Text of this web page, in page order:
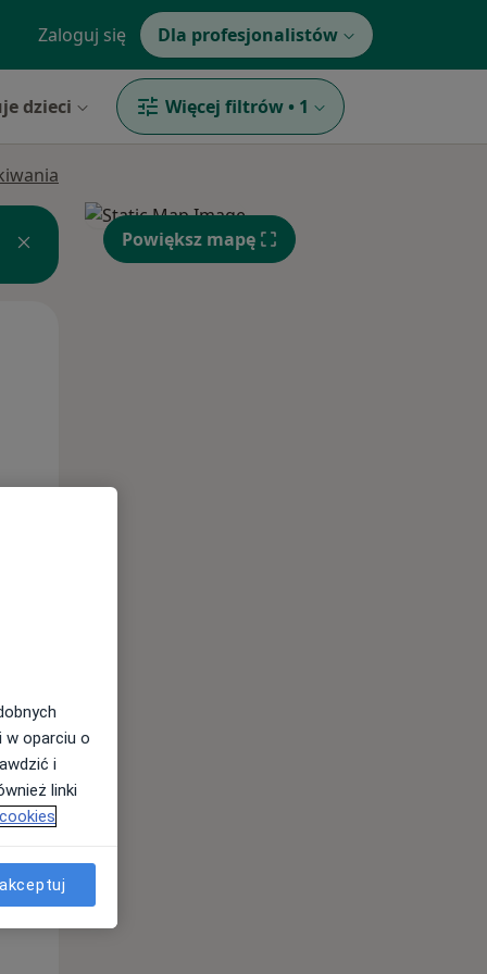
Zaloguj się Dla profesjonalistów
dzieci Więcej filtrów • 1
Pon,
10 Sie
Powiększ mapę
w oparciu o
i
linki